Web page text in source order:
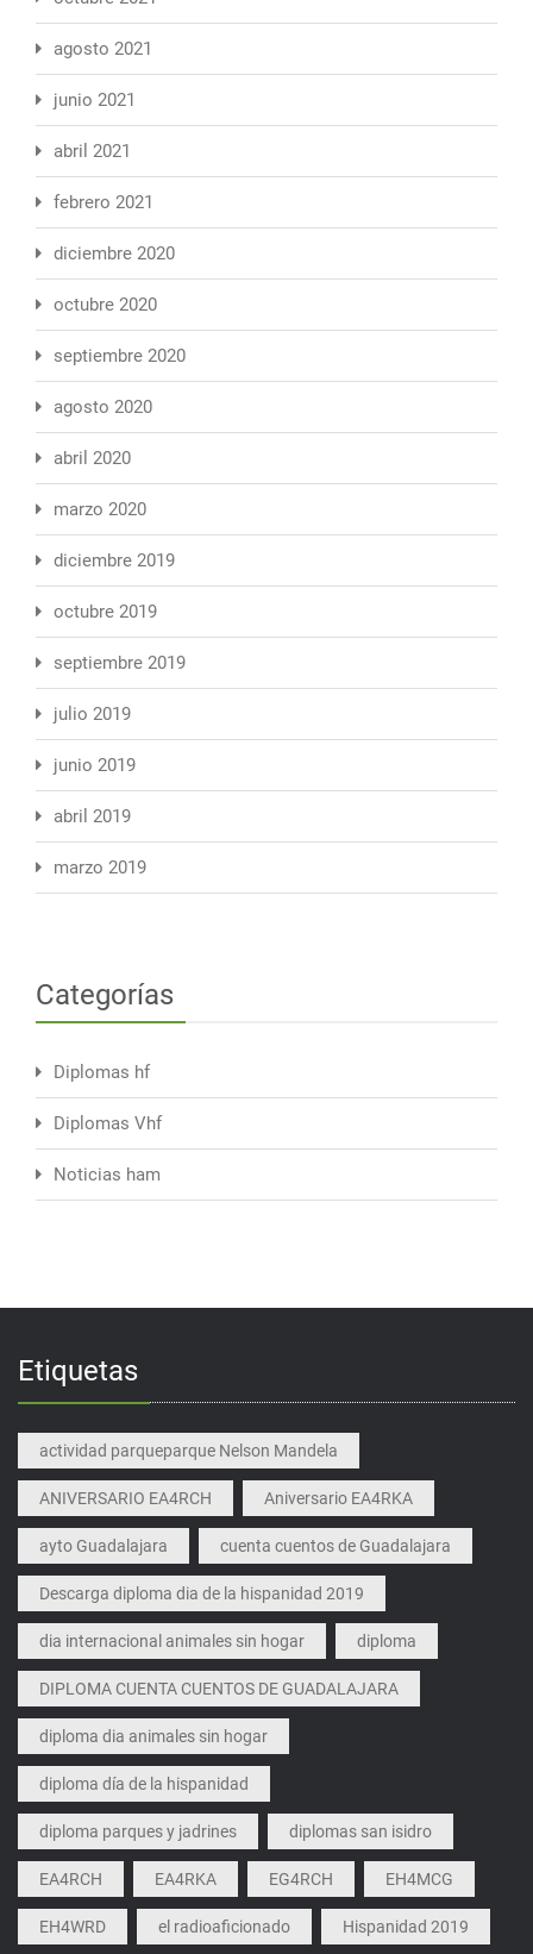
agosto 2021
junio 2021
abril 2021
febrero 2021
diciembre 2020
octubre 2020
septiembre 2020
agosto 2020
abril 2020
marzo 2020
diciembre 2019
octubre 2019
septiembre 2019
julio 2019
junio 2019
abril 2019
marzo 2019
Categorías
Diplomas hf
Diplomas Vhf
Noticias ham
Etiquetas
actividad parqueparque Nelson Mandela
ANIVERSARIO EA4RCH Aniversario EA4RKA
ayto Guadalajara cuenta cuentos de Guadalajara
Descarga diploma dia de la hispanidad 2019
dia internacional animales sin hogar diploma
DIPLOMA CUENTA CUENTOS DE GUADALAJARA
diploma dia animales sin hogar
diploma día de la hispanidad
diploma parques y jadrines diplomas san isidro
EA4RCH EA4RKA EG4RCH EH4MCG
EH4WRD el radioaficionado Hispanidad 2019